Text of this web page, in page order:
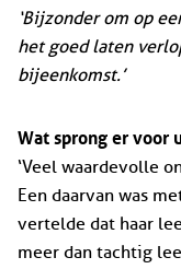
‘Bijzonder om op
het goed laten
bijeenkomst.’
Wat sprong er voor
‘Veel waardevolle
Een daarvan was
vertelde dat haar
meer dan tachtig